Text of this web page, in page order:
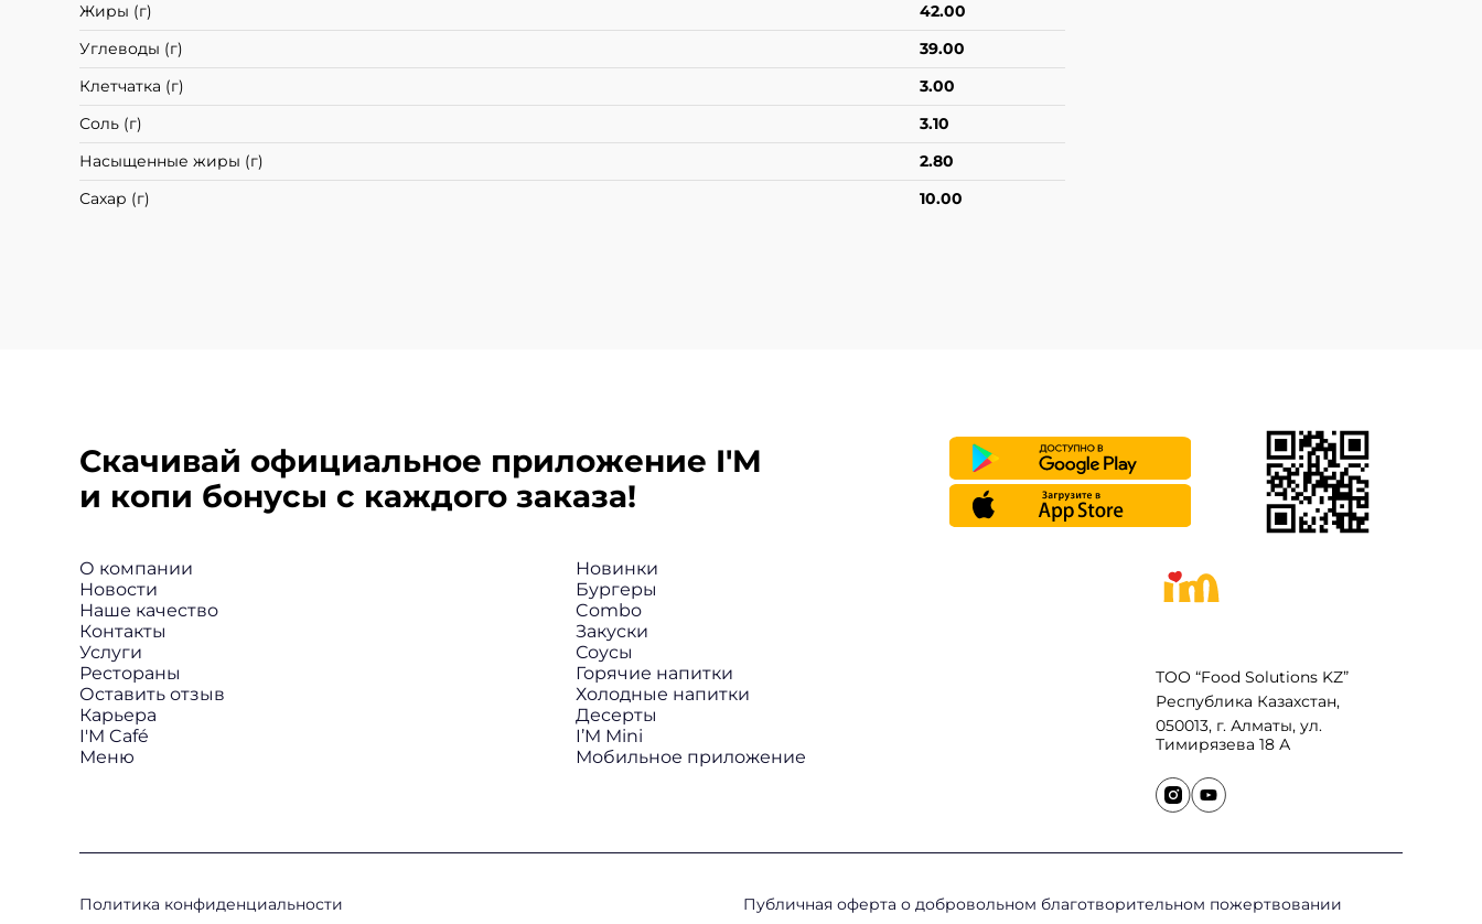
Жиры (г)
42.00
Углеводы (г)
39.00
Клетчатка (г)
3.00
Соль (г)
3.10
Насыщенные жиры (г)
2.80
Сахар (г)
10.00
Скачивай официальное приложение I'M
и копи бонусы с каждого заказа!
О компании
Новости
Наше качество
Контакты
Услуги
Рестораны
Оставить отзыв
Карьера
I'M Café
Меню
Новинки
Бургеры
Combo
Закуски
Соусы
Горячие напитки
Холодные напитки
Десерты
I’M Mini
Мобильное приложение
ТОО “Food Solutions KZ”
Республика Казахстан,
050013, г. Алматы, ул.
Тимирязева 18 А
Политика конфиденциальности Публичная оферта о добровольном благотворительном пожертвовании